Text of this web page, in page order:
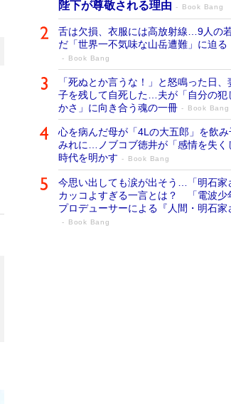
陛下が尊敬される理由
Book Bang
舌は欠損、衣服には高放射線…9人の
だ「世界一不気味な山岳遭難」に迫る
Book Bang
「死ぬとか言うな！」と怒鳴った日
子を残して自死した…夫が「自分の犯
かさ」に向き合う魂の一冊
Book Bang
心を病んだ母が「4Lの大五郎」を飲み
みれに…ノブコブ徳井が「感情を失く
時代を明かす
Book Bang
今思い出しても涙が出そう…「明石家
カッコよすぎる一言とは？ 「電波少
プロデューサーによる『人間・明石家
Book Bang